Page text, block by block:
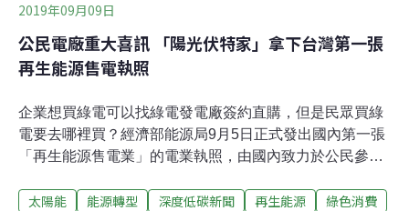
2019年09月09日
公民電廠重大喜訊 「陽光伏特家」拿下台灣第一張
再生能源售電執照
企業想買綠電可以找綠電發電廠簽約直購，但是民眾買綠
電要去哪裡買？經濟部能源局9月5日正式發出國內第一張
「再生能源售電業」的電業執照，由國內致力於公民參與
光伏特家成為繼台電之後，國內的第二家售電業，也是國
太陽能 能源轉型 深度低碳新聞 再生能源
綠色消費